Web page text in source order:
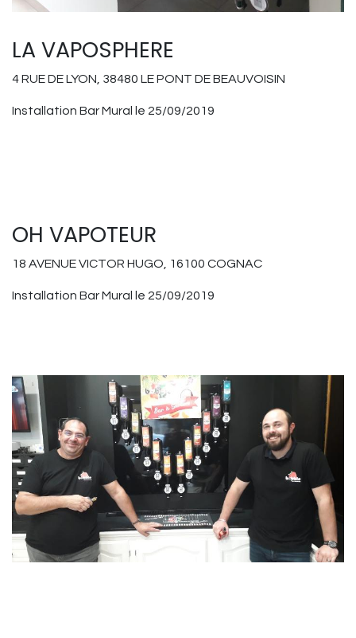
LA VAPOSPHERE
4 RUE DE LYON, 38480 LE PONT DE BEAUVOISIN
Installation Bar Mural le 25/09/2019
OH VAPOTEUR
18 AVENUE VICTOR HUGO, 16100 COGNAC
Installation Bar Mural le 25/09/2019